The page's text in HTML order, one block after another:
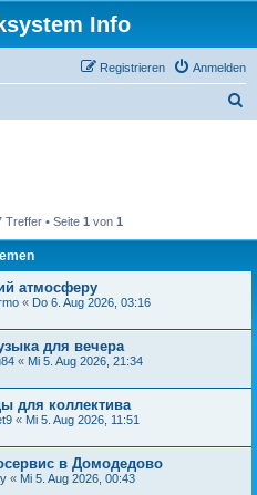
Info
Anmelden
Registrieren
Treffer • Seite 1 von 1
атмосферу
« Do 6. Aug 2026, 03:16
для вечера
« Mi 5. Aug 2026, 21:34
для коллектива
« Mi 5. Aug 2026, 11:51
в Домодедово
« Mi 5. Aug 2026, 00:43